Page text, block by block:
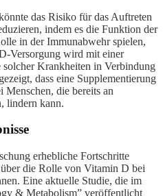
das Risiko für das Auftreten
indem es die Funktion der
in der Immunabwehr spielen,
Versorgung wird mit einer
solcher Krankheiten in Verbindung
dass eine Supplementierung
die bereits an
lindern kann.
erhebliche Fortschritte
die Rolle von Vitamin D bei
Eine aktuelle Studie, die im
& Metabolism” veröffentlicht